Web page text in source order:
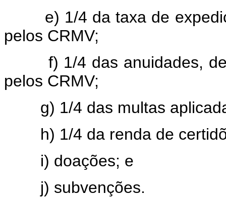
e) 1/4 da taxa de
pelos CRMV;
f) 1/4 das anuidades, de
pelos CRMV;
g) 1/4 das multas
h) 1/4 da renda de
i) doações; e
j) subvenções.